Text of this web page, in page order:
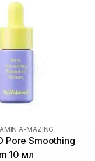
A-MAZING
Pore Smoothing
10 мл